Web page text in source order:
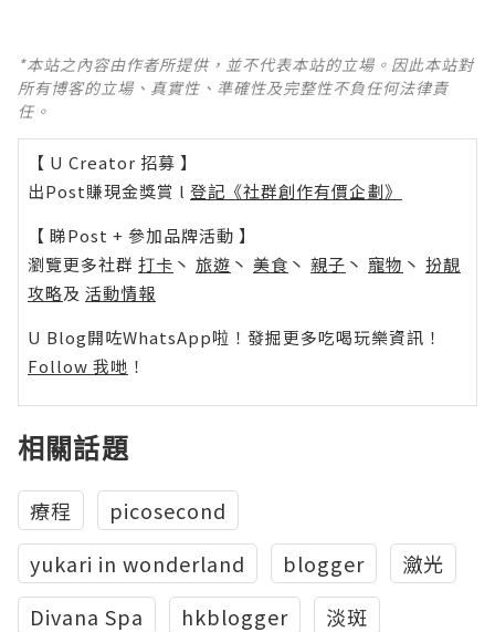
*本站之內容由作者所提供，並不代表本站的立場。因此本站對
所有博客的立場、真實性、準確性及完整性不負任何法律責
任。
【 U Creator 招募 】
出Post賺現金獎賞 l 登記《社群創作有價企劃》
【 睇Post + 參加品牌活動 】
瀏覽更多社群 打卡 丶 旅遊 丶 美食 丶 親子 丶 寵物 丶 扮靚
攻略及 活動情報
U Blog開咗WhatsApp啦！發掘更多吃喝玩樂資訊！
Follow 我哋 ！
相關話題
療程
picosecond
yukari in wonderland
blogger
瀲光
Divana Spa
hkblogger
淡斑